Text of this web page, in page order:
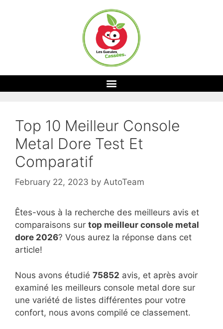
Top 10 Meilleur Console
Metal Dore Test Et
Comparatif
February 22, 2023 by AutoTeam
Êtes-vous à la recherche des meilleurs avis et
comparaisons sur top meilleur console metal
dore 2026? Vous aurez la réponse dans cet
article!
Nous avons étudié 75852 avis, et après avoir
examiné les meilleurs console metal dore sur
une variété de listes différentes pour votre
confort, nous avons compilé ce classement.